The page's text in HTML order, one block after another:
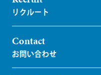
Contact